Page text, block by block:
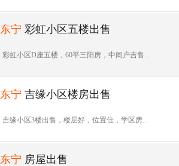
东宁 彩虹小区五楼出售
彩虹小区D座五楼，60平三阳房，中间户吉售...
东宁 吉缘小区楼房出售
吉缘小区3楼出售，楼层好，位置佳，学区房...
东宁 房屋出售